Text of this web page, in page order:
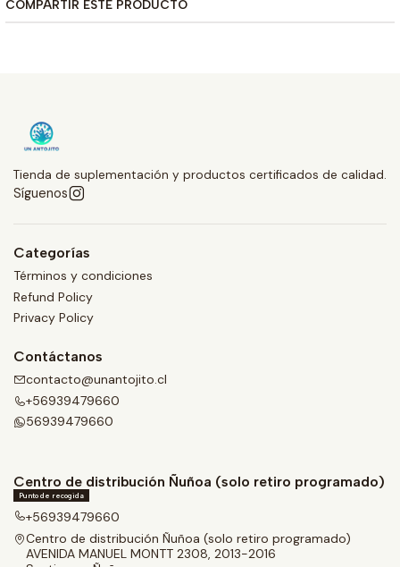
COMPARTIR ESTE PRODUCTO
Tienda de suplementación y productos certificados de calidad.
Síguenos
Categorías
Términos y condiciones
Refund Policy
Privacy Policy
Contáctanos
contacto@unantojito.cl
+56939479660
56939479660
Centro de distribución Ñuñoa (solo retiro programado)
Punto de recogida
+56939479660
Centro de distribución Ñuñoa (solo retiro programado)
AVENIDA MANUEL MONTT 2308, 2013-2016